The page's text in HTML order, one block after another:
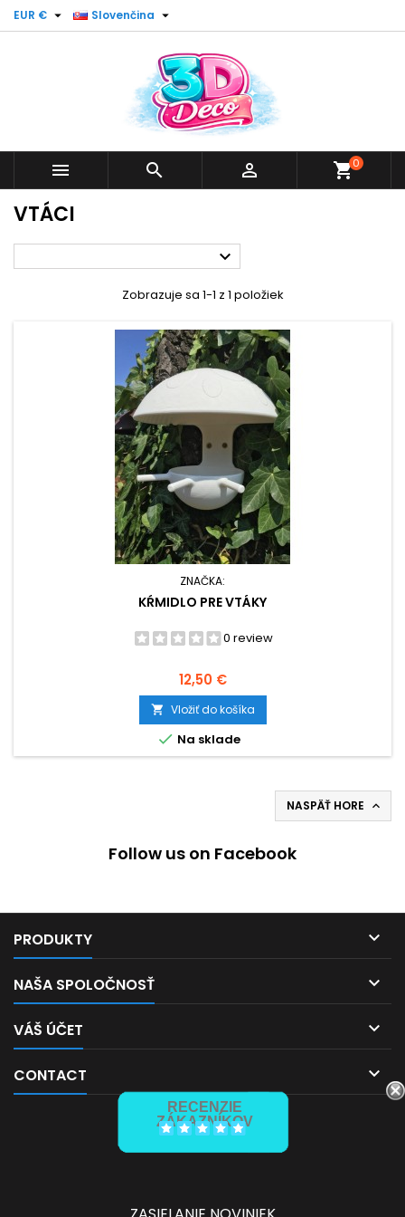
EUR €  Slovenčina 
   shopping_cart0
VTÁCI

Zobrazuje sa 1-1 z 1 položiek
ZNAČKA:
KŔMIDLO PRE VTÁKY
0 review
Cena
12,50 €
 Vložiť do košíka
 Na sklade
NASPÄŤ HORE 
Follow us on Facebook
PRODUKTY 
NAŠA SPOLOČNOSŤ 
VÁŠ ÚČET 
CONTACT 
RECENZIE
ZÁKAZNÍKOV